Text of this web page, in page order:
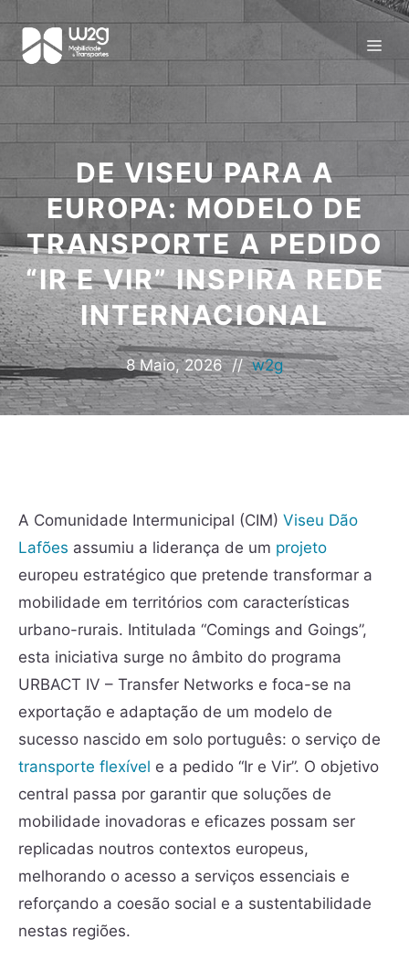
DE VISEU PARA A
EUROPA: MODELO DE
TRANSPORTE A PEDIDO
“IR E VIR” INSPIRA REDE
INTERNACIONAL
8 Maio, 2026 // w2g
A Comunidade Intermunicipal (CIM) Viseu Dão
Lafões assumiu a liderança de um projeto
europeu estratégico que pretende transformar a
mobilidade em territórios com características
urbano-rurais. Intitulada “Comings and Goings”,
esta iniciativa surge no âmbito do programa
URBACT IV – Transfer Networks e foca-se na
exportação e adaptação de um modelo de
sucesso nascido em solo português: o serviço de
transporte flexível e a pedido “Ir e Vir”. O objetivo
central passa por garantir que soluções de
mobilidade inovadoras e eficazes possam ser
replicadas noutros contextos europeus,
melhorando o acesso a serviços essenciais e
reforçando a coesão social e a sustentabilidade
nestas regiões.